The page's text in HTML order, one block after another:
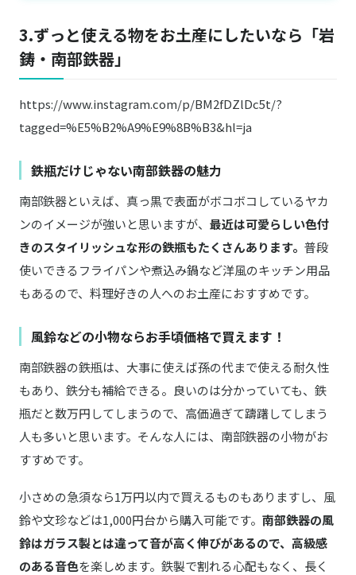
3.ずっと使える物をお土産にしたいなら「岩
鋳・南部鉄器」
https://www.instagram.com/p/BM2fDZlDc5t/?
tagged=%E5%B2%A9%E9%8B%B3&hl=ja
鉄瓶だけじゃない南部鉄器の魅力
南部鉄器といえば、真っ黒で表面がボコボコしているヤカ
ンのイメージが強いと思いますが、 最近は可愛らしい色付
きのスタイリッシュな形の鉄瓶もたくさんあります。 普段
使いできるフライパンや煮込み鍋など洋風のキッチン用品
もあるので、料理好きの人へのお土産におすすめです。
風鈴などの小物ならお手頃価格で買えます！
南部鉄器の鉄瓶は、大事に使えば孫の代まで使える耐久性
もあり、鉄分も補給できる。良いのは分かっていても、鉄
瓶だと数万円してしまうので、高価過ぎて躊躇してしまう
人も多いと思います。そんな人には、南部鉄器の小物がお
すすめです。
小さめの急須なら1万円以内で買えるものもありますし、風
鈴や文珍などは1,000円台から購入可能です。 南部鉄器の風
鈴はガラス製とは違って音が高く伸びがあるので、高級感
のある音色を楽しめます。鉄製で割れる心配もなく、長く